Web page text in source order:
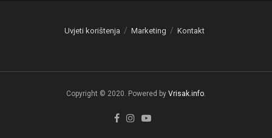
Uvjeti korištenja Marketing Kontakt
Copyright © 2020. Powered by Vrisak.info